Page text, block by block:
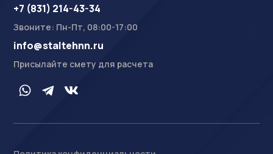
+7 (831) 214-43-34
Звоните: Пн-Пт, 08:00-17:00
info@staltehnn.ru
Присылайте смету для расчета